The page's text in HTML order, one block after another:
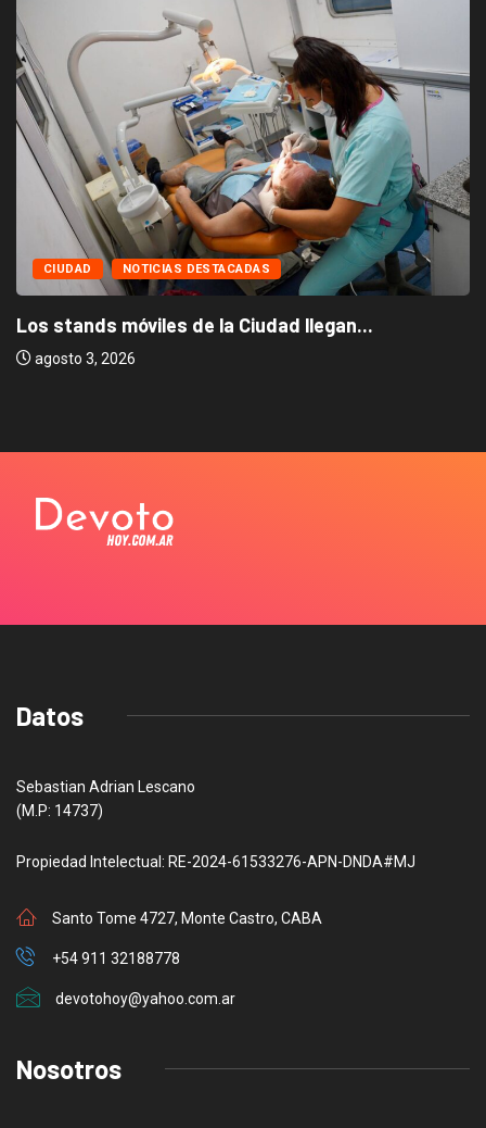
CIUDAD NOTICIAS DESTACADAS
Los stands móviles de la Ciudad llegan...
agosto 3, 2026
Datos
Sebastian Adrian Lescano
(M.P: 14737)
Propiedad Intelectual: RE-2024-61533276-APN-DNDA#MJ
Santo Tome 4727, Monte Castro, CABA
+54 911 32188778
devotohoy@yahoo.com.ar
Nosotros